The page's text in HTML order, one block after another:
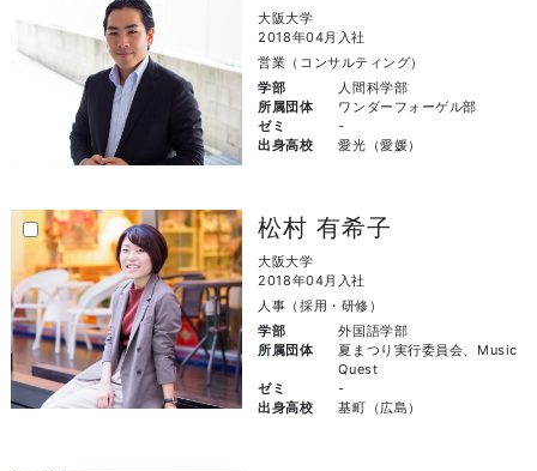
大阪大学
2018年04月入社
営業（コンサルティング）
学部
人間科学部
所属団体
ワンダーフォーゲル部
ゼミ
-
出身高校
愛光（愛媛）
松村 有希子
大阪大学
2018年04月入社
人事（採用・研修）
学部
外国語学部
所属団体
夏まつり実行委員会、Music
Quest
ゼミ
-
出身高校
基町（広島）